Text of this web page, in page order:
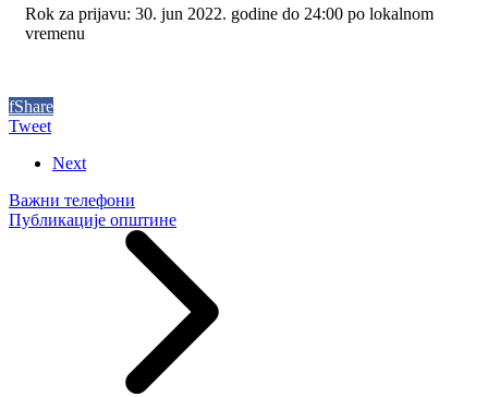
Rok za prijavu: 30. jun 2022. godine do 24:00 po lokalnom
vremenu
fShare
Tweet
Next
Важни телефони
Публикације општине